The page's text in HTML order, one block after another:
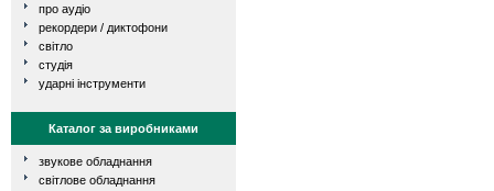
про аудіо
рекордери / диктофони
світло
студія
ударні інструменти
Каталог за виробниками
звукове обладнання
світлове обладнання